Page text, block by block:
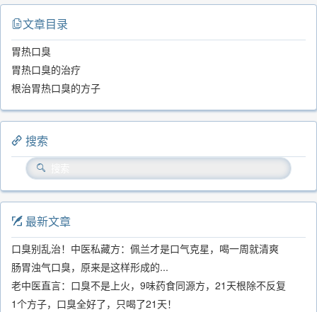
文章目录
胃热口臭
胃热口臭的治疗
根治胃热口臭的方子
搜索
最新文章
口臭别乱治！中医私藏方：佩兰才是口气克星，喝一周就清爽
肠胃浊气口臭，原来是这样形成的...
老中医直言：口臭不是上火，9味药食同源方，21天根除不反复
1个方子，口臭全好了，只喝了21天！